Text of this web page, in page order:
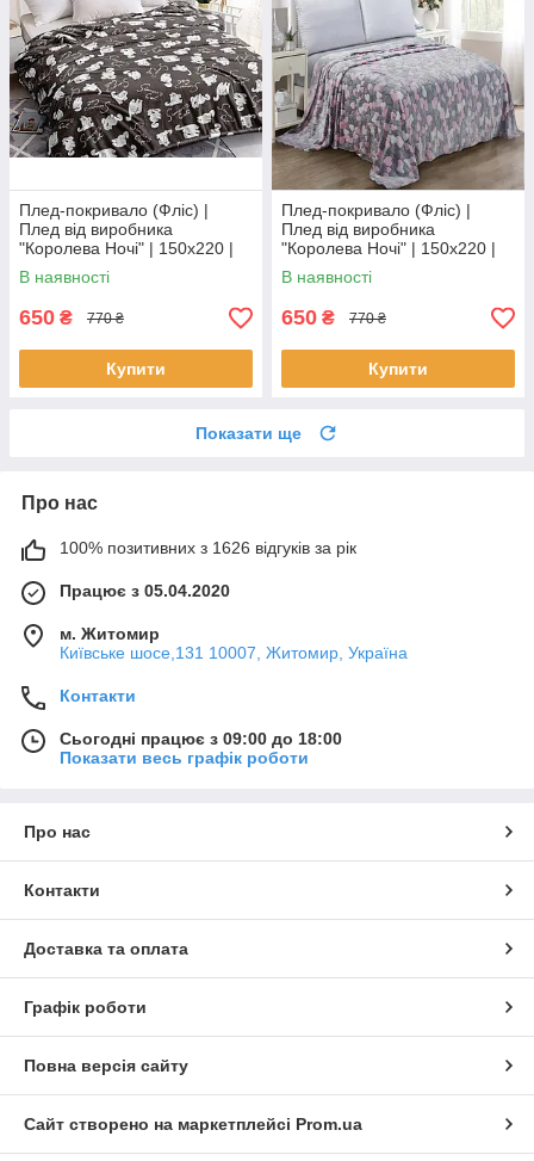
Плед-покривало (Фліс) |
Плед від виробника
"Королева Ночі" | 150х220 |
Коти на коричневому
В наявності
650 ₴ 770 ₴
Купити
Плед-покривало (Фліс) |
Плед від виробника
"Королева Ночі" | 150х220 |
Різнокольорові серця
В наявності
650 ₴ 770 ₴
Купити
Показати ще
Про нас
100% позитивних з 1626 відгуків за рік
Працює з 05.04.2020
м. Житомир
Київське шосе,131 10007, Житомир, Україна
Контакти
Сьогодні працює з 09:00 до 18:00
Показати весь графік роботи
Про нас
Контакти
Доставка та оплата
Графік роботи
Повна версія сайту
Сайт створено на маркетплейсі Prom.ua